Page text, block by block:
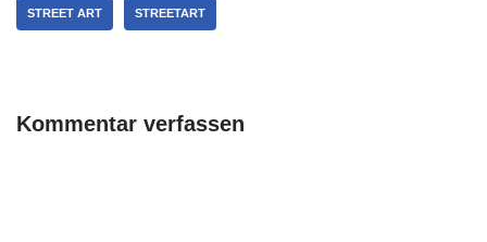
STREET ART STREETART
Kommentar verfassen